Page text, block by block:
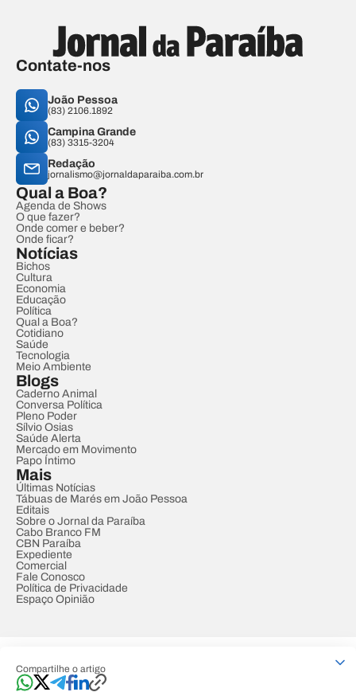
Compartilhe o artigo
Contate-nos
João Pessoa
(83) 2106.1892
Campina Grande
(83) 3315-3204
Redação
jornalismo@jornaldaparaiba.com.br
Qual a Boa?
Agenda de Shows
O que fazer?
Onde comer e beber?
Onde ficar?
Notícias
Bichos
Cultura
Economia
Educação
Política
Qual a Boa?
Cotidiano
Saúde
Tecnologia
Meio Ambiente
Blogs
Caderno Animal
Conversa Política
Pleno Poder
Sílvio Osias
Saúde Alerta
Mercado em Movimento
Papo Íntimo
Mais
Últimas Notícias
Tábuas de Marés em João Pessoa
Editais
Sobre o Jornal da Paraíba
Cabo Branco FM
CBN Paraíba
Expediente
Comercial
Fale Conosco
Política de Privacidade
Espaço Opinião
Developed by Designed by